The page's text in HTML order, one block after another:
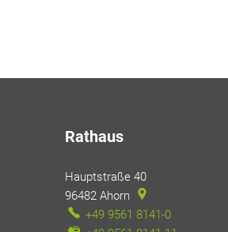
Rathaus
Hauptstraße 40
96482 Ahorn
+49 9561 8141-0